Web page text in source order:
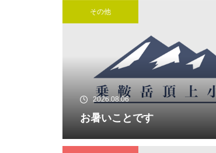
御来光は・・・・・
その他
2026.08.06
お暑いことです